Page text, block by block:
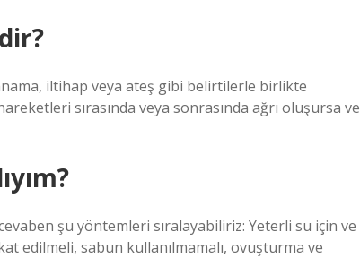
iltihap veya ateş gibi belirtilerle birlikte
sırasında veya sonrasında ağrı oluşursa ve
şu yöntemleri sıralayabiliriz: Yeterli su için ve
edilmeli, sabun kullanılmamalı, ovuşturma ve